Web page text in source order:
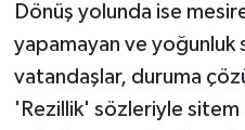
Dönüş yolunda ise mesire
yapamayan ve yoğunluk
vatandaşlar, duruma
'Rezillik' sözleriyle